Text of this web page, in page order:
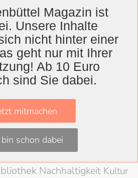
zum
26. September 2022
Landkreis
Ausstellung
Nachhaltigkeit Kultur
Magazin ist
Unsere Inhalte
nicht hinter einer
geht nur mit Ihrer
Ab 10 Euro
sind Sie dabei.
mitmachen
bin schon dabei